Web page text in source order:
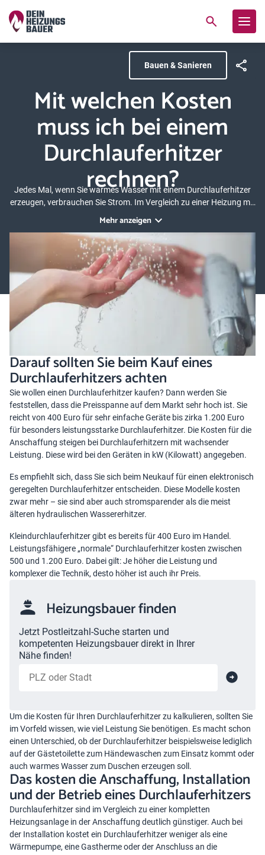
Bauen & Sanieren
Mit welchen Kosten
muss ich bei einem
Durchlauferhitzer
rechnen?
Jedes Mal, wenn Sie warmes Wasser mit einem Durchlauferhitzer
erzeugen, verbrauchen Sie Strom. Im Vergleich zu einer Heizung mit
deutlich höher – auch wenn Sie wassersparend duschen und
waschen. Wir zeigen Ihnen daher im Folgenden, was ein
Durchlauferhitzer an Kosten für die Anschaffung, Installation und
den Betrieb verursacht.
Mehr anzeigen
Darauf sollten Sie beim Kauf eines
Durchlauferhitzers achten
Sie wollen einen Durchlauferhitzer kaufen? Dann werden Sie
feststellen, dass die Preisspanne auf dem Markt sehr hoch ist. Sie
reicht von 400 Euro für sehr einfache Geräte bis zirka 1.200 Euro
für besonders leistungsstarke Durchlauferhitzer. Die Kosten für die
Anschaffung steigen bei Durchlauferhitzern mit wachsender
Leistung. Diese wird bei den Geräten in kW (Kilowatt) angegeben.
Es empfiehlt sich, dass Sie sich beim Neukauf für einen elektronisch
geregelten Durchlauferhitzer entscheiden. Diese Modelle kosten
zwar mehr – sie sind aber auch stromsparender als die meist
älteren hydraulischen Wassererhitzer.
Kleindurchlauferhitzer gibt es bereits für 400 Euro im Handel.
Leistungsfähigere „normale“ Durchlauferhitzer kosten zwischen
500 und 1.200 Euro. Dabei gilt: Je höher die Leistung und
komplexer die Technik, desto höher ist auch ihr Preis.
Heizungsbauer finden
Jetzt Postleitzahl-Suche starten und
kompetenten Heizungsbauer direkt in Ihrer
Nähe finden!
Um die Kosten für Ihren Durchlauferhitzer zu kalkulieren, sollten Sie
im Vorfeld wissen, wie viel Leistung Sie benötigen. Es macht schon
einen Unterschied, ob der Durchlauferhitzer beispielsweise lediglich
auf der Gästetoilette zum Händewaschen zum Einsatz kommt oder
auch warmes Wasser zum Duschen erzeugen soll.
Das kosten die Anschaffung, Installation
und der Betrieb eines Durchlauferhitzers
Durchlauferhitzer sind im Vergleich zu einer kompletten
Heizungsanlage in der Anschaffung deutlich günstiger. Auch bei
der Installation kostet ein Durchlauferhitzer weniger als eine
Wärmepumpe, eine Gastherme oder der Anschluss an die